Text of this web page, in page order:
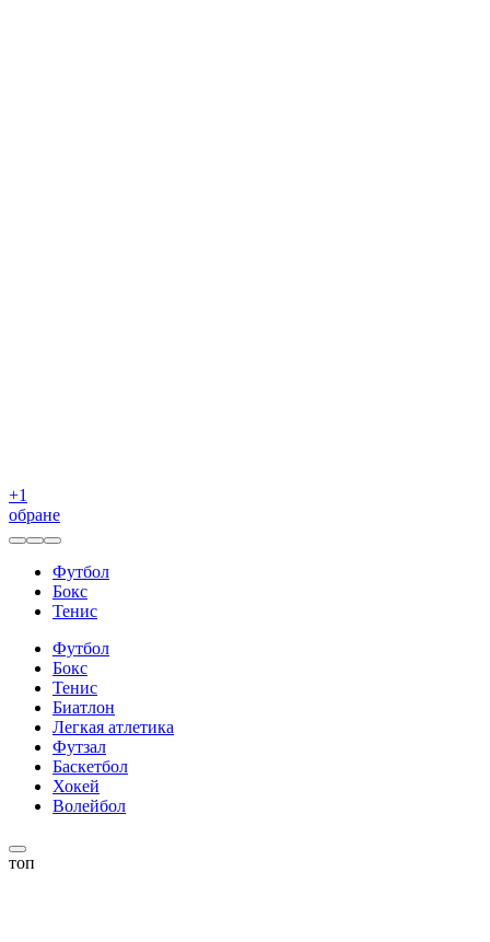
+1
обране
Футбол
Бокс
Тенис
Футбол
Бокс
Тенис
Биатлон
Легкая атлетика
Футзал
Баскетбол
Хокей
Волейбол
топ